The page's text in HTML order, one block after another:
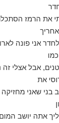
את הרמז
אני פונה
אבל אצלי זה
את
בני שאני מחזיקה
אתה יושב המום